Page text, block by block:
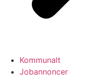
Kommunalt
Jobannoncer